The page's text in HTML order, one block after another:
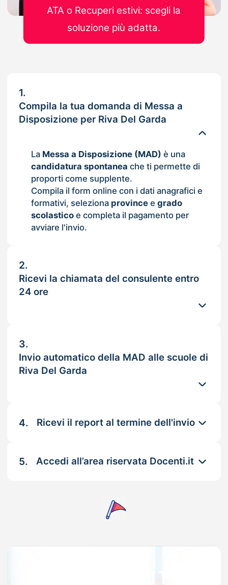
1.
Compila la tua domanda di Messa a
Disposizione per Riva Del Garda
La Messa a Disposizione (MAD) è una
candidatura spontanea che ti permette di
proporti come supplente.
Compila il form online con i dati anagrafici e
formativi, seleziona provincee grado
scolasticoe completa il pagamento per
avviare l'invio.
2.
Ricevi la chiamata del consulente entro
24 ore
3.
Invio automatico della MAD alle scuole di
Riva Del Garda
4. Ricevi il report al termine dell'invio
5. Accedi all’area riservata Docenti.it
ATA o Recuperi estivi: scegli la
soluzione più adatta.